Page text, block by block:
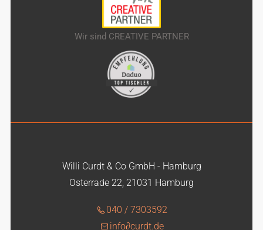
Wir sind CREATIVE PARTNER
Willi Curdt & Co GmbH - Hamburg
Osterrade 22, 21031 Hamburg
040 / 7303592
info∂curdt.de